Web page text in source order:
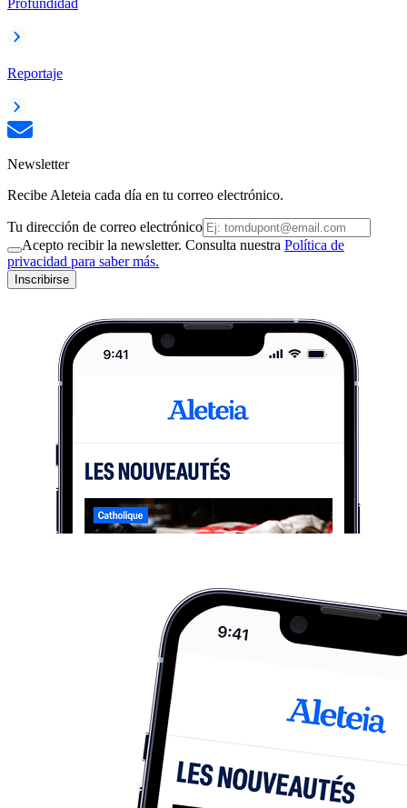
Profundidad
Reportaje
Newsletter
Recibe Aleteia cada día en tu correo electrónico.
Tu dirección de correo electrónico
Acepto recibir la newsletter. Consulta nuestra Política de
privacidad para saber más.
Inscribirse